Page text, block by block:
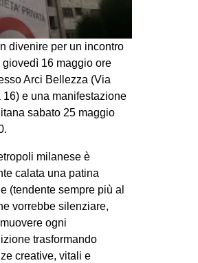
MOVIMENTI
AMBIENTE
ANTIFASCISMO
DIRITTO ALL’ABITARE
GENERI
PRECARIATO
REPRESSIONE
STUDENTI
CULTURE
ARTE
divenire per un incontro
giovedì 16 maggio ore
Arci Bellezza (Via
16) e una manifestazione
sabato 25 maggio
milanese è
calata una patina
(tendente sempre più al
vorrebbe silenziare,
ogni
trasformando
creative, vitali e